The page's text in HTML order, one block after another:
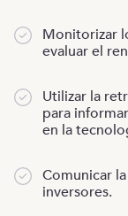
Monitorizar
evaluar el
Utilizar la
para
en la
Comunicar
inversores.